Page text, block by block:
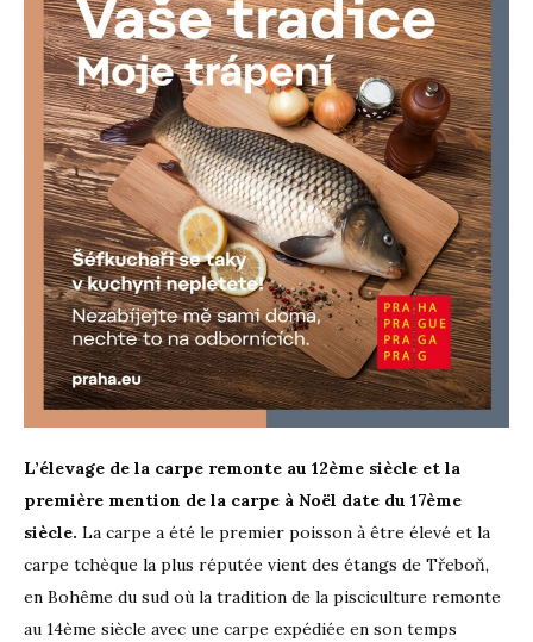
L’élevage de la carpe remonte au 12ème siècle et la
première mention de la carpe à Noël date du 17ème
siècle. La carpe a été le premier poisson à être élevé et la
carpe tchèque la plus réputée vient des étangs de Třeboň,
en Bohême du sud où la tradition de la pisciculture remonte
au 14ème siècle avec une carpe expédiée en son temps